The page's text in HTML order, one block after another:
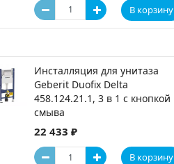
В корзину
Инсталляция для унитаза
Geberit Duofix Delta
458.124.21.1, 3 в 1 с кнопкой
смыва
22 433 ₽
В корзину